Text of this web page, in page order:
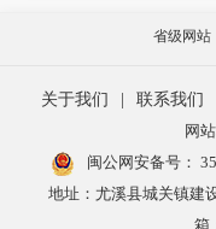
省级网站
关于我们 联系我们
网
闽公网安备号：
地址：尤溪县城关镇建
箱